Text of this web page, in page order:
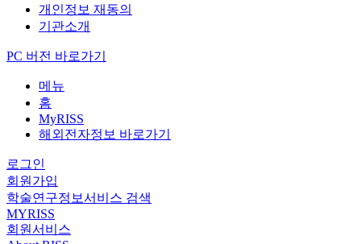
개인정보 재동의
기관소개
PC 버전 바로가기
메뉴
홈
MyRISS
해외전자정보 바로가기
로그인
회원가입
학술연구정보서비스 검색
MYRISS
회원서비스